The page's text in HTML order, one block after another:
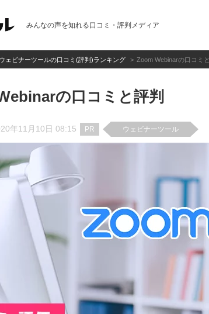
みんなの声を知れる口コミ・評判メディア
ウェビナーツールの口コミ(評判)ランキング Zoom Webinarの口コミ
の口コミと評判
年11月10日 08:15 PR ウェビナーツール